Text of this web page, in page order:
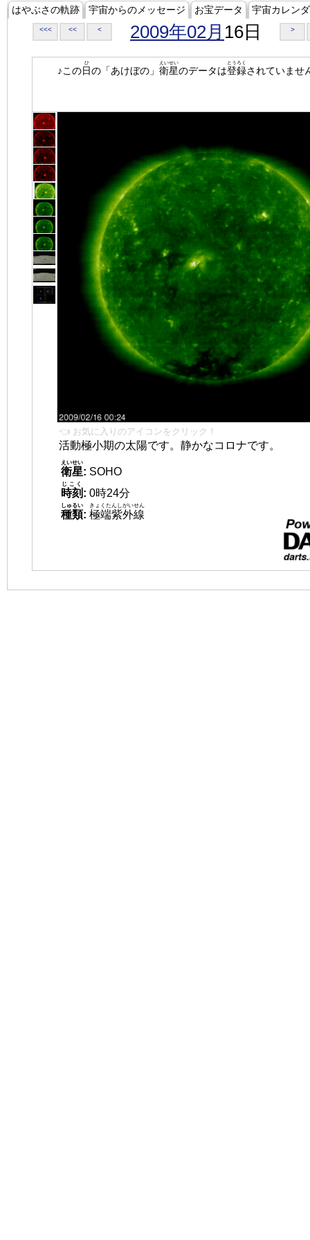
はやぶさの軌跡 宇宙からのメッセージ お宝データ 宇宙カレン
<<< << < 2009年02月 16日 >
♪この日
ひ
の「あけぼの」 衛星
えいせい
のデータは登録
とうろく
されていませ
👈 お気に入りのアイコンをクリック！
活動極小期の太陽です。静かなコロナです。
衛星
えいせい
: SOHO
時刻
じこく
: 0時24分
種類
しゅるい
: 極端紫外線
きょくたんしがいせん